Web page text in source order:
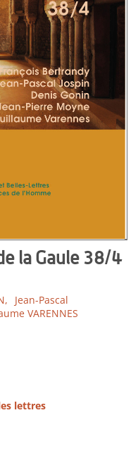
la Gaule 38/4
Jean-Pascal
VARENNES
lettres